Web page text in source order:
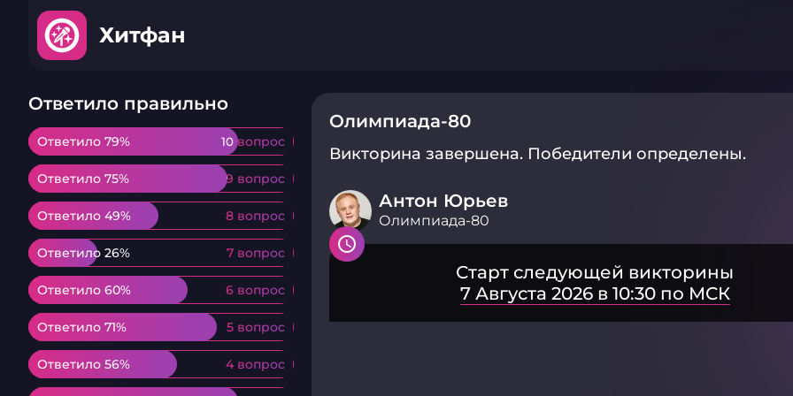
Хитфан
Ответило правильно
Ответило 79% 10 вопрос
Ответило 79% 10 вопрос
Ответило 75% 9 вопрос
Ответило 75% 9 вопрос
Ответило 49% 8 вопрос
Ответило 49% 8 вопрос
Ответило 26% 7 вопрос
Ответило 26% 7 вопрос
Ответило 60% 6 вопрос
Ответило 60% 6 вопрос
Ответило 71% 5 вопрос
Ответило 71% 5 вопрос
Ответило 56% 4 вопрос
Ответило 56% 4 вопрос
Олимпиада-80
Викторина завершена. Победители определены.
Антон Юрьев
Олимпиада-80
Старт следующей викторины
7 Августа 2026 в 10:30 по МСК